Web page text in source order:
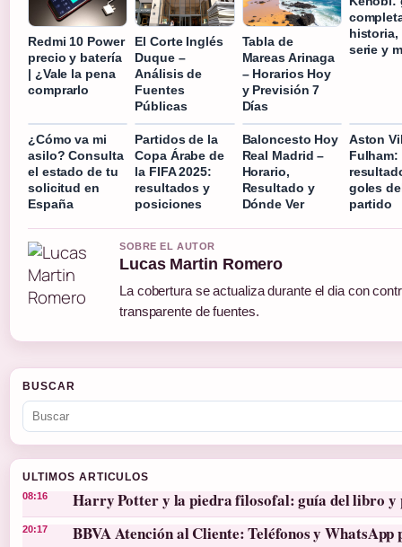
Redmi 10 Power
precio y batería
| ¿Vale la pena
comprarlo
El Corte Inglés
Duque –
Análisis de
Fuentes
Públicas
Tabla de
Mareas Arinaga
– Horarios Hoy
y Previsión 7
Días
historia,
serie y
¿Cómo va mi
asilo? Consulta
el estado de tu
solicitud en
España
Partidos de la
Copa Árabe de
la FIFA 2025:
resultados y
posiciones
Baloncesto Hoy
Real Madrid –
Horario,
Resultado y
Dónde Ver
Aston
Fulham:
goles
partido
SOBRE EL AUTOR
Lucas Martin Romero
La cobertura se actualiza durante el dia con
transparente de fuentes.
BUSCAR
ULTIMOS ARTICULOS
08:16 Harry Potter y la piedra filosofal: guía del libro y
20:17 BBVA Atención al Cliente: Teléfonos y WhatsApp